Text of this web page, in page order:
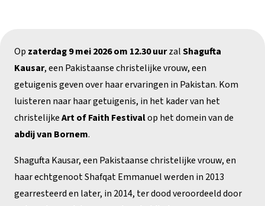
Op zaterdag 9 mei 2026 om 12.30 uurzalShagufta
Kausar, een Pakistaanse christelijke vrouw, een
getuigenis geven over haar ervaringen in Pakistan. Kom
luisteren naar haar getuigenis, in het kader van het
christelijkeArt of Faith Festivalop het domein van de
abdij van Bornem.
Shagufta Kausar, een Pakistaanse christelijke vrouw, en
haar echtgenoot Shafqat Emmanuel werden in 2013
gearresteerd en later, in 2014, ter dood veroordeeld door